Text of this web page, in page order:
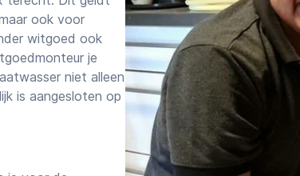
ook voor
witgoed ook
je
niet alleen
is aangesloten op